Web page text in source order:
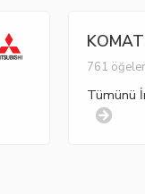
761 öğeler
Tümünü